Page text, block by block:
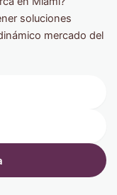
soluciones
mercado del